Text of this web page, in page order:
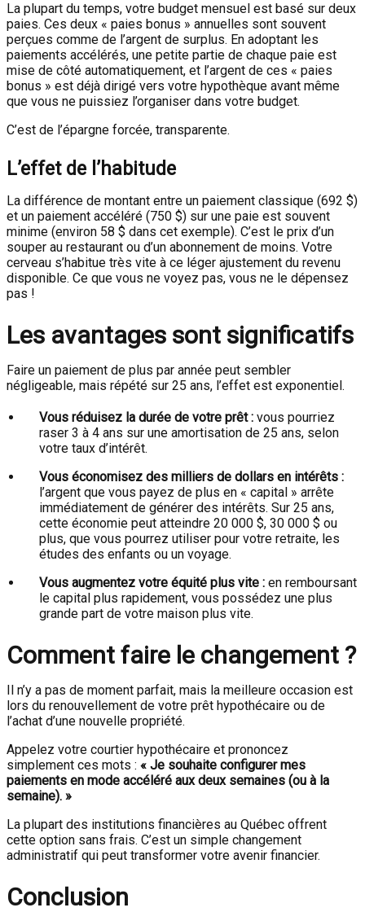
La plupart du temps, votre budget mensuel est basé sur deux
paies. Ces deux « paies bonus » annuelles sont souvent
perçues comme de l’argent de surplus. En adoptant les
paiements accélérés, une petite partie de chaque paie est
mise de côté automatiquement, et l’argent de ces « paies
bonus » est déjà dirigé vers votre hypothèque avant même
que vous ne puissiez l’organiser dans votre budget.
C’est de l’épargne forcée, transparente.
L’effet de l’habitude
La différence de montant entre un paiement classique (692 $)
et un paiement accéléré (750 $) sur une paie est souvent
minime (environ 58 $ dans cet exemple). C’est le prix d’un
souper au restaurant ou d’un abonnement de moins. Votre
cerveau s’habitue très vite à ce léger ajustement du revenu
disponible. Ce que vous ne voyez pas, vous ne le dépensez
pas !
Les avantages sont significatifs
Faire un paiement de plus par année peut sembler
négligeable, mais répété sur 25 ans, l’effet est exponentiel.
Vous réduisez la durée de votre prêt : vous pourriez
raser 3 à 4 ans sur une amortisation de 25 ans, selon
votre taux d’intérêt.
Vous économisez des milliers de dollars en intérêts :
l’argent que vous payez de plus en « capital » arrête
immédiatement de générer des intérêts. Sur 25 ans,
cette économie peut atteindre 20 000 $, 30 000 $ ou
plus, que vous pourrez utiliser pour votre retraite, les
études des enfants ou un voyage.
Vous augmentez votre équité plus vite : en remboursant
le capital plus rapidement, vous possédez une plus
grande part de votre maison plus vite.
Comment faire le changement ?
Il n’y a pas de moment parfait, mais la meilleure occasion est
lors du renouvellement de votre prêt hypothécaire ou de
l’achat d’une nouvelle propriété.
Appelez votre courtier hypothécaire et prononcez
simplement ces mots : « Je souhaite configurer mes
paiements en mode accéléré aux deux semaines (ou à la
semaine). »
La plupart des institutions financières au Québec offrent
cette option sans frais. C’est un simple changement
administratif qui peut transformer votre avenir financier.
Conclusion